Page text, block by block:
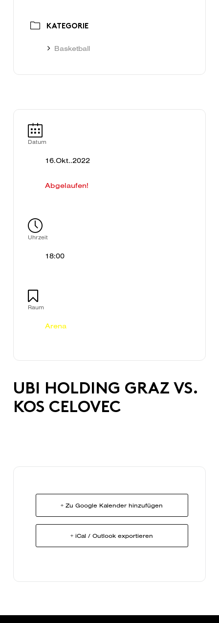
KATEGORIE
Basketball
Datum
16.Okt..2022
Abgelaufen!
Uhrzeit
18:00
Raum
Arena
UBI HOLDING GRAZ VS.
KOS CELOVEC
+ Zu Google Kalender hinzufügen
+ iCal / Outlook exportieren